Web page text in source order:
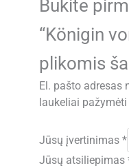
Būkite
“Königin
plikomis
El. pašto adresas
laukeliai
Jūsų įvertinimas*
Jūsų atsiliepimas